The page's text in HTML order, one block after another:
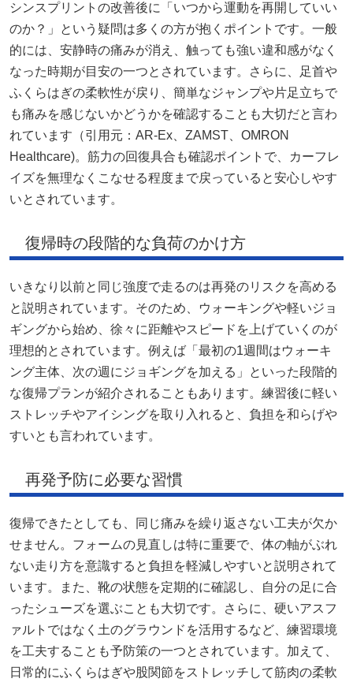
シンスプリントの改善後に「いつから運動を再開していい
のか？」という疑問は多くの方が抱くポイントです。一般
的には、安静時の痛みが消え、触っても強い違和感がなく
なった時期が目安の一つとされています。さらに、足首や
ふくらはぎの柔軟性が戻り、簡単なジャンプや片足立ちで
も痛みを感じないかどうかを確認することも大切だと言わ
れています（引用元： AR-Ex ZAMST
OMRON
Healthcare)。筋力の回復具合も確認ポイントで、カーフレ
イズを無理なくこなせる程度まで戻っていると安心しやす
いとされています。
復帰時の段階的な負荷のかけ方
いきなり以前と同じ強度で走るのは再発のリスクを高める
と説明されています。そのため、ウォーキングや軽いジョ
ギングから始め、徐々に距離やスピードを上げていくのが
理想的とされています。例えば「最初の1週間はウォーキ
ング主体、次の週にジョギングを加える」といった段階的
な復帰プランが紹介されることもあります。練習後に軽い
ストレッチやアイシングを取り入れると、負担を和らげや
すいとも言われています。
再発予防に必要な習慣
復帰できたとしても、同じ痛みを繰り返さない工夫が欠か
せません。フォームの見直しは特に重要で、体の軸がぶれ
ない走り方を意識すると負担を軽減しやすいと説明されて
います。また、靴の状態を定期的に確認し、自分の足に合
ったシューズを選ぶことも大切です。さらに、硬いアスフ
ァルトではなく土のグラウンドを活用するなど、練習環境
を工夫することも予防策の一つとされています。加えて、
日常的にふくらはぎや股関節をストレッチして筋肉の柔軟